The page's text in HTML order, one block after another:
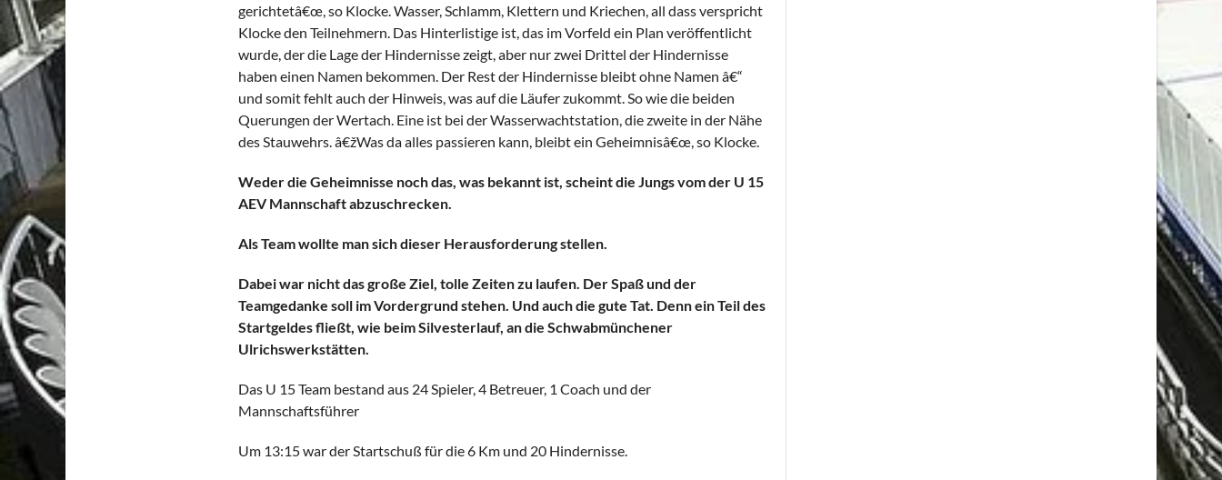
gerichtetâ€œ, so Klocke. Wasser, Schlamm, Klettern und Kriechen, all dass verspricht
Klocke den Teilnehmern. Das Hinterlistige ist, das im Vorfeld ein Plan veröffentlicht
wurde, der die Lage der Hindernisse zeigt, aber nur zwei Drittel der Hindernisse
haben einen Namen bekommen. Der Rest der Hindernisse bleibt ohne Namen â€“
und somit fehlt auch der Hinweis, was auf die Läufer zukommt. So wie die beiden
Querungen der Wertach. Eine ist bei der Wasserwachtstation, die zweite in der Nähe
des Stauwehrs. â€žWas da alles passieren kann, bleibt ein Geheimnisâ€œ, so Klocke.
Weder die Geheimnisse noch das, was bekannt ist, scheint die Jungs vom der U 15
AEV Mannschaft abzuschrecken.
Als Team wollte man sich dieser Herausforderung stellen.
Dabei war nicht das große Ziel, tolle Zeiten zu laufen. Der Spaß und der
Teamgedanke soll im Vordergrund stehen. Und auch die gute Tat. Denn ein Teil des
Startgeldes fließt, wie beim Silvesterlauf, an die Schwabmünchener
Ulrichswerkstätten.
Das U 15 Team bestand aus 24 Spieler, 4 Betreuer, 1 Coach und der
Mannschaftsführer
Um 13:15 war der Startschuß für die 6 Km und 20 Hindernisse.